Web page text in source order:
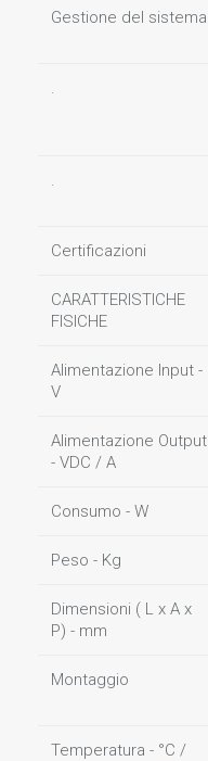
Gestione del sistema
.
.
Certificazioni
CARATTERISTICHE
FISICHE
Alimentazione Input -
V
Alimentazione Output
- VDC / A
Consumo - W
Peso - Kg
Dimensioni ( L x A x
P) - mm
Montaggio
Temperatura - °C /